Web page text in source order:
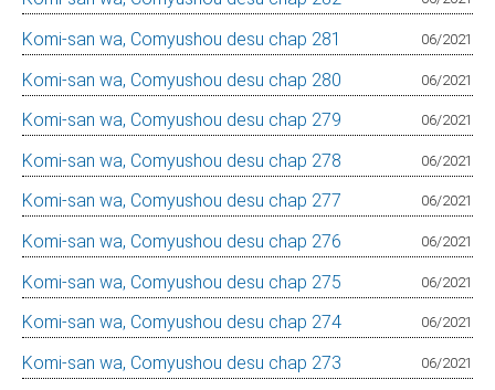
Komi-san wa, Comyushou desu chap 281 06/2021
Komi-san wa, Comyushou desu chap 280 06/2021
Komi-san wa, Comyushou desu chap 279 06/2021
Komi-san wa, Comyushou desu chap 278 06/2021
Komi-san wa, Comyushou desu chap 277 06/2021
Komi-san wa, Comyushou desu chap 276 06/2021
Komi-san wa, Comyushou desu chap 275 06/2021
Komi-san wa, Comyushou desu chap 274 06/2021
Komi-san wa, Comyushou desu chap 273 06/2021